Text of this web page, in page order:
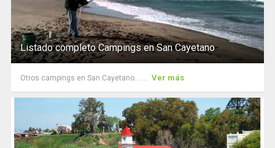
Listado completo Campings en San Cayetano
Otros campings en San Cayetano... ... Ver más